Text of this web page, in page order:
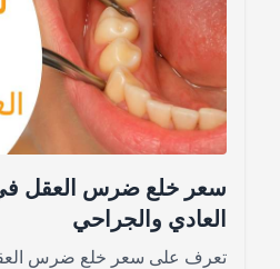
العادي والجراحي